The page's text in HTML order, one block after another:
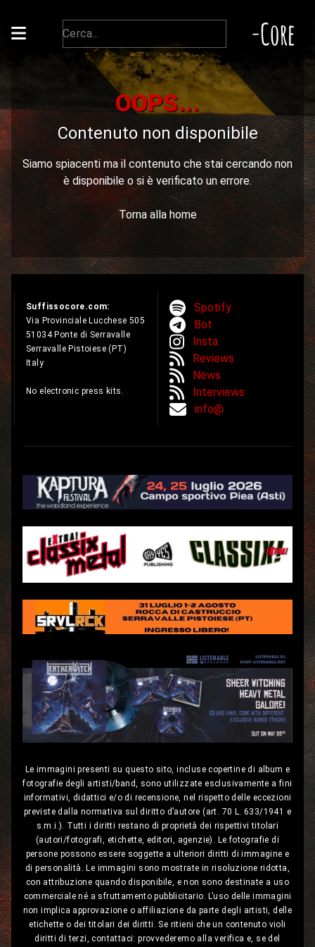
-Core
OOPS...
Contenuto non disponibile
Siamo spiacenti ma il contenuto che stai cercando non
è disponibile o si è verificato un errore.
Torna alla home
Suffissocore.com:
Via Provinciale Lucchese 505
51034 Ponte di Serravalle
Serravalle Pistoiese (PT)
Italy
No electronic press kits.
Spotify
Bot
Insta
Reviews
News
Interviews
info@
Le immagini presenti su questo sito, incluse copertine di album e
fotografie degli artisti/band, sono utilizzate esclusivamente a fini
informativi, didattici e/o di recensione, nel rispetto delle eccezioni
previste dalla normativa sul diritto d’autore (art. 70 L. 633/1941 e
s.m.i.). Tutti i diritti restano di proprietà dei rispettivi titolari
(autori/fotografi, etichette, editori, agenzie). Le fotografie di
persone possono essere soggette a ulteriori diritti di immagine e
di personalità. Le immagini sono mostrate in risoluzione ridotta,
con attribuzione quando disponibile, e non sono destinate a uso
commerciale né a sfruttamento pubblicitario. L’uso delle immagini
non implica approvazione o affiliazione da parte degli artisti, delle
etichette o dei titolari dei diritti. Se ritieni che un contenuto violi
diritti di terzi, contattaci: provvederemo alla verifica e, se del